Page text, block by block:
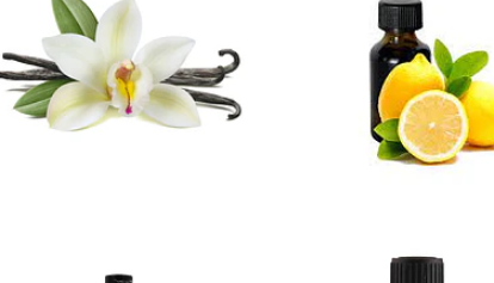
Esencia de
vain...
Not
Esencia de
limón
$3.490